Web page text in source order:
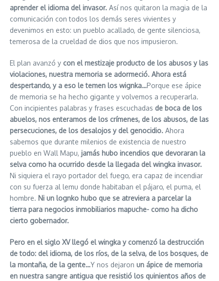
aprender el idioma del invasor. Así nos quitaron la magia de la
comunicación con todos los demás seres vivientes y
devenimos en esto: un pueblo acallado, de gente silenciosa,
temerosa de la crueldad de dios que nos impusieron.
El plan avanzó y con el mestizaje producto de los abusos y las
violaciones, nuestra memoria se adormeció. Ahora está
despertando, y a eso le temen los wignka…Porque ese ápice
de memoria se ha hecho gigante y volvemos a recuperarla.
Con incipientes palabras y frases escuchadas de boca de los
abuelos, nos enteramos de los crímenes, de los abusos, de las
persecuciones, de los desalojos y del genocidio. Ahora
sabemos que durante milenios de existencia de nuestro
pueblo en Wall Mapu, jamás hubo incendios que devoraran la
selva como ha ocurrido desde la llegada del wingka invasor.
Ni siquiera el rayo portador del fuego, era capaz de incendiar
con su fuerza al lemu donde habitaban el pájaro, el puma, el
hombre. Ni un lognko hubo que se atreviera a parcelar la
tierra para negocios inmobiliarios mapuche- como ha dicho
cierto gobernador.
Pero en el siglo XV llegó el wingka y comenzó la destrucción
de todo: del idioma, de los ríos, de la selva, de los bosques, de
la montaña, de la gente…Y nos dejaron un ápice de memoria
en nuestra sangre antigua que resistió los quinientos años de